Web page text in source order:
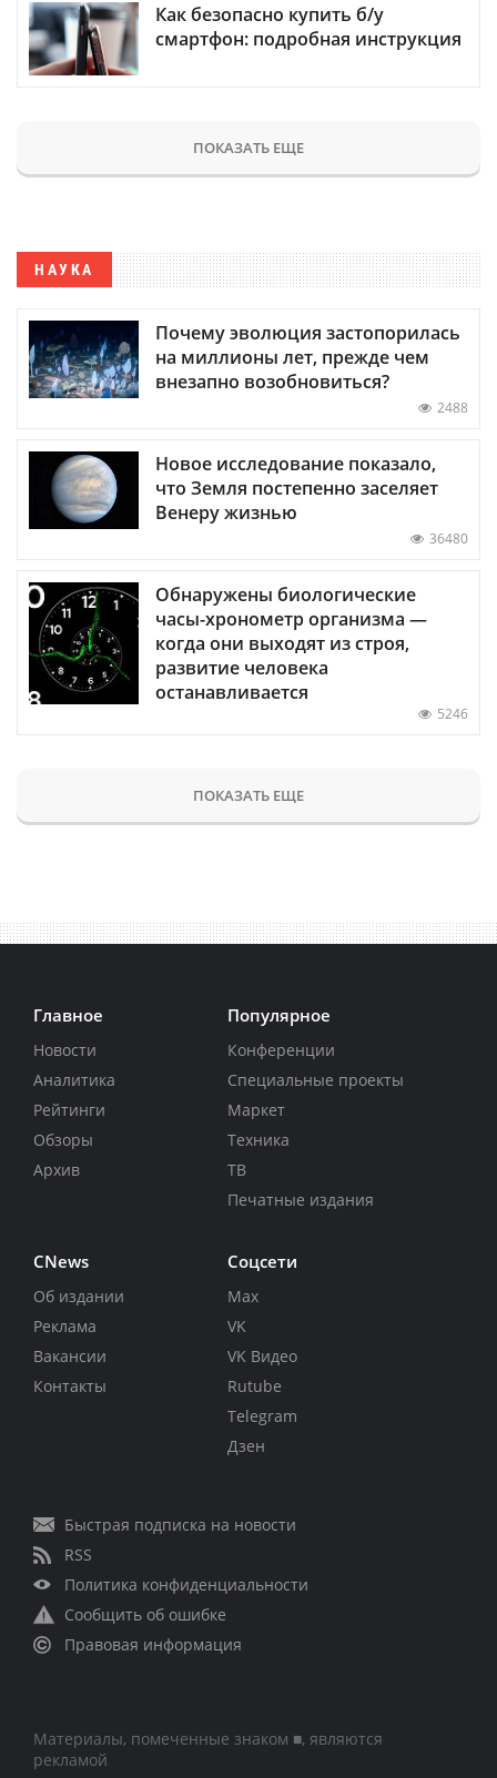
Как безопасно купить б/у
смартфон: подробная инструкция
ПОКАЗАТЬ ЕЩЕ
НАУКА
Почему эволюция застопорилась
на миллионы лет, прежде чем
внезапно возобновиться?
2488
Новое исследование показало,
что Земля постепенно заселяет
Венеру жизнью
36480
Обнаружены биологические
часы-хронометр организма —
когда они выходят из строя,
развитие человека
останавливается
5246
ПОКАЗАТЬ ЕЩЕ
Главное
Новости
Аналитика
Рейтинги
Обзоры
Архив
Популярное
Конференции
Специальные проекты
Маркет
Техника
ТВ
Печатные издания
CNews
Об издании
Реклама
Вакансии
Контакты
Соцсети
Max
VK
VK Видео
Rutube
Telegram
Дзен
Быстрая подписка на новости
RSS
Политика конфиденциальности
Сообщить об ошибке
Правовая информация
Материалы, помеченные знаком ■, являются
рекламой